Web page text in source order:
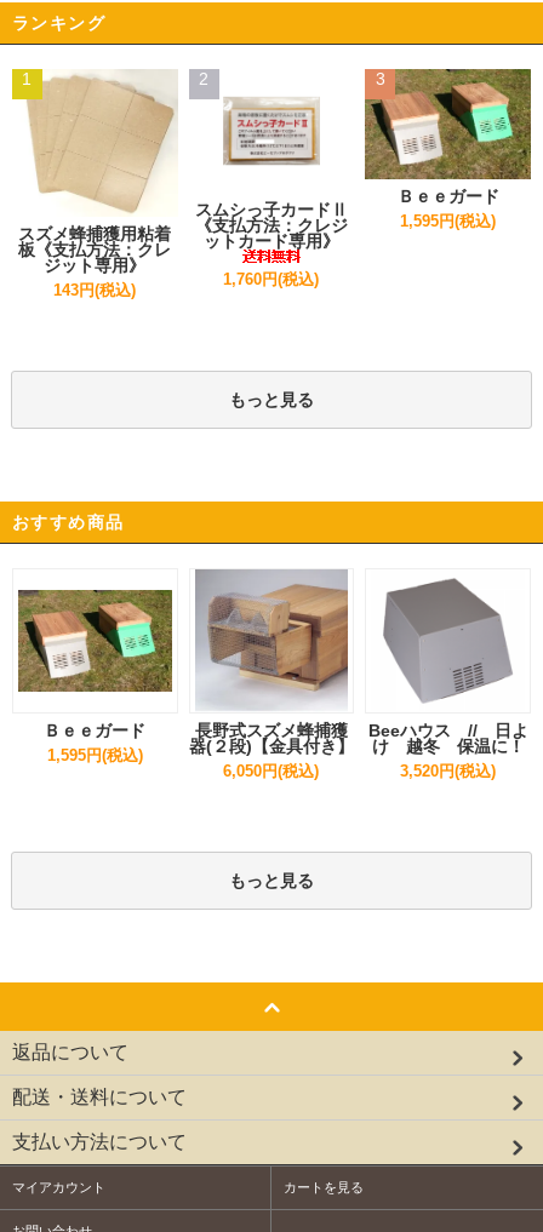
ランキング
1
スズメ蜂捕獲用粘着
板《支払方法：クレ
ジット専用》
143円(税込)
2
スムシっ子カードⅡ
《支払方法：クレジ
ットカード専用》
1,760円(税込)
3
Ｂｅｅガード
1,595円(税込)
もっと見る
おすすめ商品
Ｂｅｅガード
1,595円(税込)
長野式スズメ蜂捕獲
器(２段)【金具付き】
6,050円(税込)
Beeハウス // 日よ
け 越冬 保温に！
3,520円(税込)
もっと見る
返品について
配送・送料について
支払い方法について
マイアカウント カートを見る